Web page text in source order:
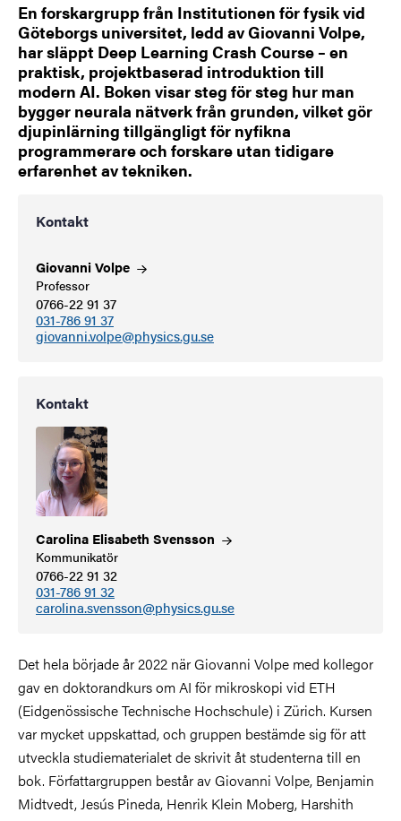
En forskargrupp från Institutionen för fysik vid
Göteborgs universitet, ledd av Giovanni Volpe,
har släppt Deep Learning Crash Course – en
praktisk, projektbaserad introduktion till
modern AI. Boken visar steg för steg hur man
bygger neurala nätverk från grunden, vilket gör
djupinlärning tillgängligt för nyfikna
programmerare och forskare utan tidigare
erfarenhet av tekniken.
Kontakt
GiovanniVolpe
Professor
0766-22 91 37
031-786 91 37
giovanni.volpe@physics.gu.se
Kontakt
Carolina Elisabeth Svensson
Kommunikatör
0766-22 91 32
031-786 91 32
carolina.svensson@physics.gu.se
Det hela började år 2022 när Giovanni Volpe med kollegor
gav en doktorandkurs om AI för mikroskopi vid ETH
(Eidgenössische Technische Hochschule) i Zürich. Kursen
var mycket uppskattad, och gruppen bestämde sig för att
utveckla studiematerialet de skrivit åt studenterna till en
bok. Författargruppen består av Giovanni Volpe, Benjamin
Midtvedt, Jesús Pineda, Henrik Klein Moberg, Harshith